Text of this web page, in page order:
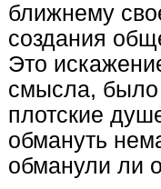
ближнему
создания
Это
смысла, было
плотские
обмануть
обманули ли